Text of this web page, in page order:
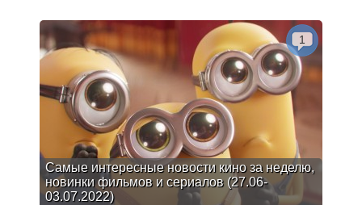
Самые интересные новости кино за неделю,
новинки фильмов и сериалов (27.06-
03.07.2022)
1